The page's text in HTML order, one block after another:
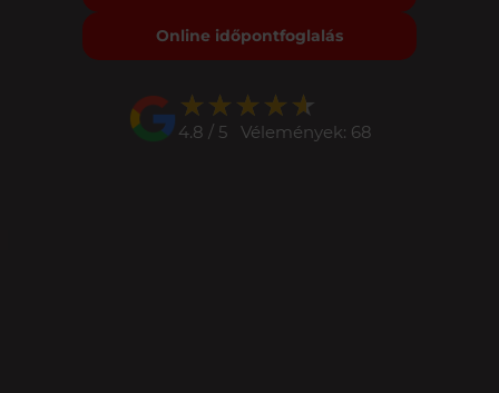
Online időpontfoglalás
★★★★★
★★★★★
4.8 / 5 Vélemények: 68